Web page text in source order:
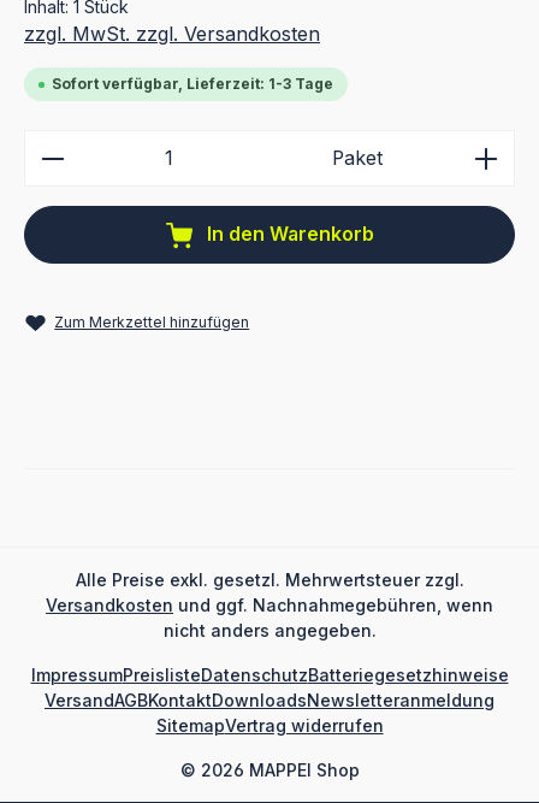
Inhalt: 1 Stück
zzgl. MwSt. zzgl. Versandkosten
Sofort verfügbar, Lieferzeit: 1-3 Tage
Produkt Anzahl: Gib den gewünschten Wert ein
Paket
In den Warenkorb
Zum Merkzettel hinzufügen
Alle Preise exkl. gesetzl. Mehrwertsteuer zzgl.
Versandkosten und ggf. Nachnahmegebühren, wenn
nicht anders angegeben.
© 2026 MAPPEI Shop
ImpressumPreislisteDatenschutzBatteriegesetzhinweise
VersandAGBKontaktDownloadsNewsletteranmeldung
SitemapVertrag widerrufen